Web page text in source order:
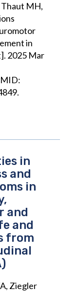
Thaut MH,
in
2025 Mar
in
and
in
and
and
from
Ziegler